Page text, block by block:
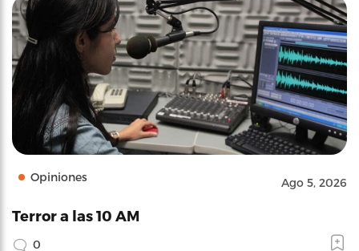
Opiniones Ago 5, 2026
Terror a las 10 AM
0